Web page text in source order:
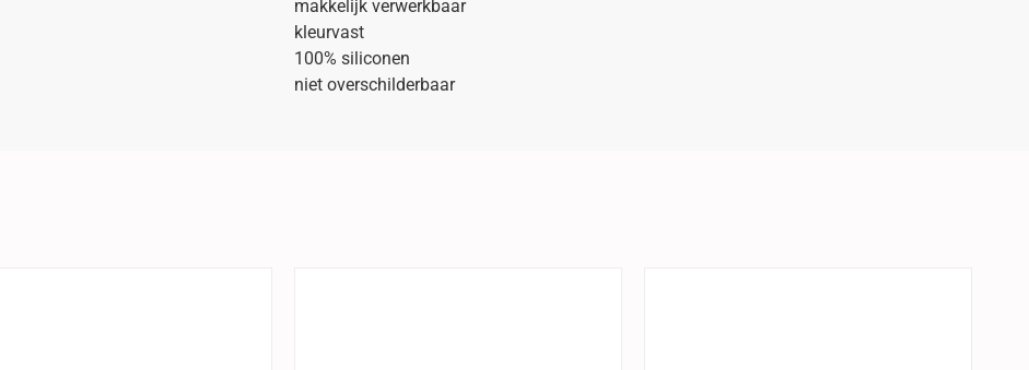
makkelijk verwerkbaar
kleurvast
100% siliconen
niet overschilderbaar